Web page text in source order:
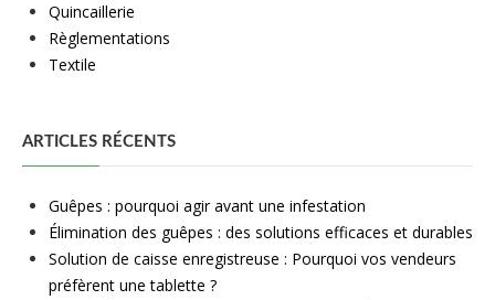
Quincaillerie
Règlementations
Textile
ARTICLES RÉCENTS
Guêpes : pourquoi agir avant une infestation
Élimination des guêpes : des solutions efficaces et durables
Solution de caisse enregistreuse : Pourquoi vos vendeurs
préfèrent une tablette ?